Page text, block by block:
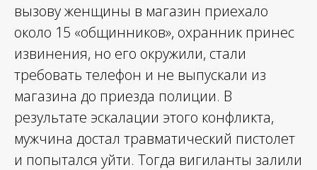
вызову женщины в магазин приехало
около 15 «общинников», охранник принес
извинения, но его окружили, стали
требовать телефон и не выпускали из
магазина до приезда полиции. В
результате эскалации этого конфликта,
мужчина достал травматический пистолет
и попытался уйти. Тогда вигиланты залили